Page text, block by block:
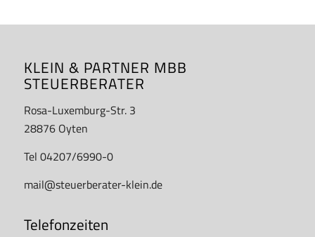
KLEIN & PARTNER MBB
STEUERBERATER
Rosa-Luxemburg-Str. 3
28876 Oyten
Tel 04207/6990-0
mail@steuerberater-klein.de
Telefonzeiten